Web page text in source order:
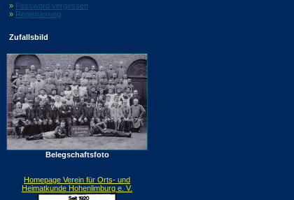
» Password vergessen
» Registrierung
Zufallsbild
Belegschaftsfoto
Homepage Verein für Orts- und
Heimatkunde Hohenlimburg e. V.